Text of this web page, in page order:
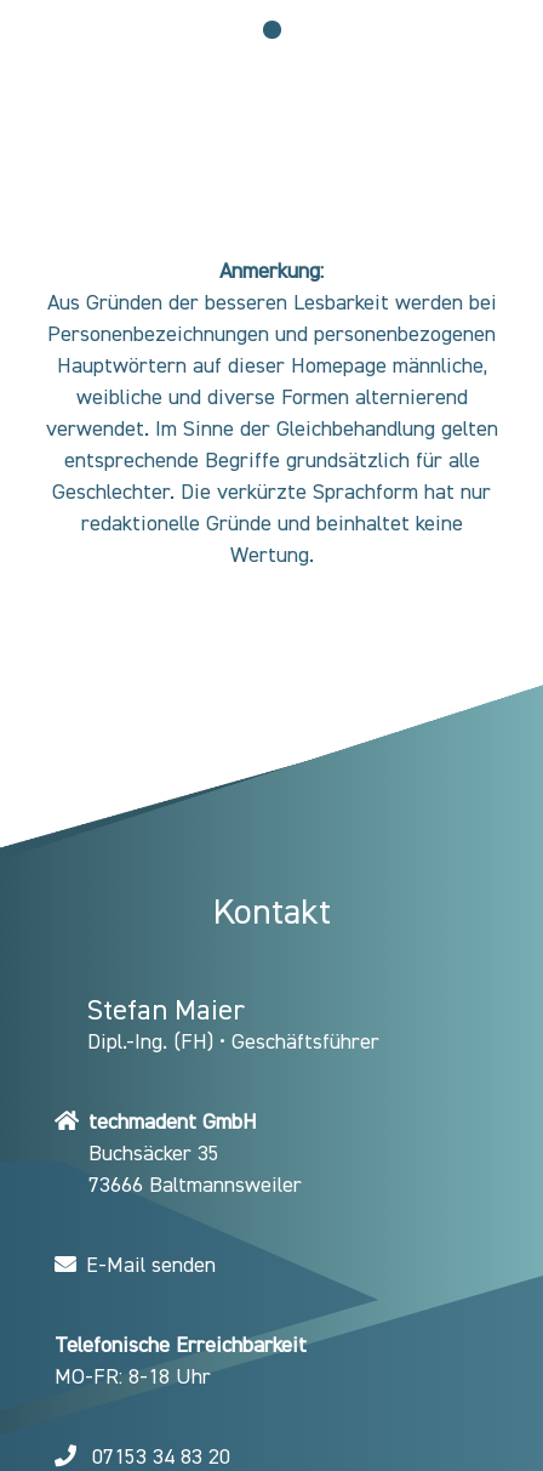
Anmerkung:
Aus Gründen der besseren Lesbarkeit werden bei
Personenbezeichnungen und personenbezogenen
Hauptwörtern auf dieser Homepage männliche,
weibliche und diverse Formen alternierend
verwendet. Im Sinne der Gleichbehandlung gelten
entsprechende Begriffe grundsätzlich für alle
Geschlechter. Die verkürzte Sprachform hat nur
redaktionelle Gründe und beinhaltet keine
Wertung.
Kontakt
Stefan Maier
Dipl.-Ing. (FH) • Geschäftsführer
techmadent GmbH
Buchsäcker 35
73666 Baltmannsweiler
E-Mail senden
Telefonische Erreichbarkeit
MO-FR: 8-18 Uhr
07153 34 83 20